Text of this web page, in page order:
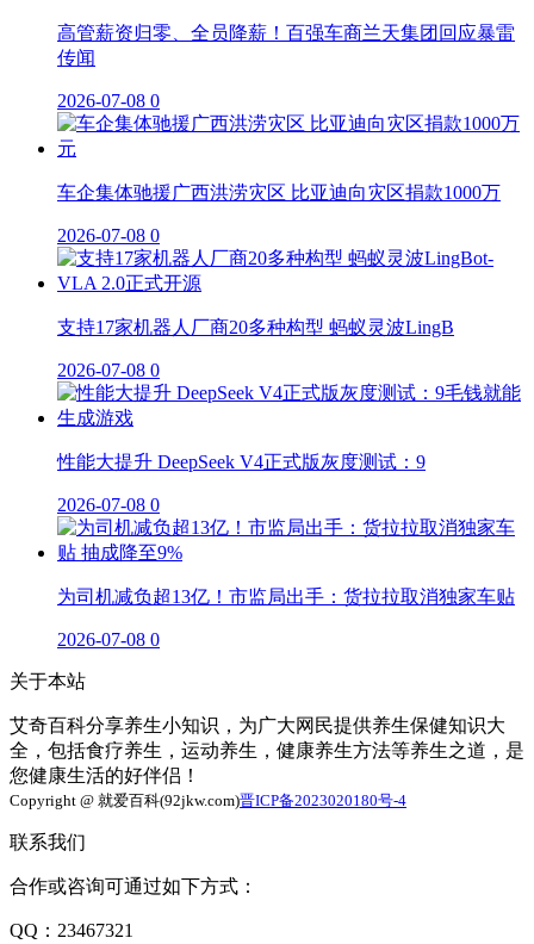
高管薪资归零、全员降薪！百强车商兰天集团回应暴雷
传闻
2026-07-08 0
车企集体驰援广西洪涝灾区 比亚迪向灾区捐款1000万
2026-07-08 0
支持17家机器人厂商20多种构型 蚂蚁灵波LingB
2026-07-08 0
性能大提升 DeepSeek V4正式版灰度测试：9
2026-07-08 0
为司机减负超13亿！市监局出手：货拉拉取消独家车贴
2026-07-08 0
关于本站
艾奇百科分享养生小知识，为广大网民提供养生保健知识大
全，包括食疗养生，运动养生，健康养生方法等养生之道，是
您健康生活的好伴侣！
Copyright @ 就爱百科(92jkw.com)晋ICP备2023020180号-4
联系我们
合作或咨询可通过如下方式：
QQ：23467321